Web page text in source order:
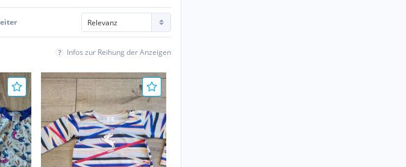
Infos zur Reihung der Anzeigen